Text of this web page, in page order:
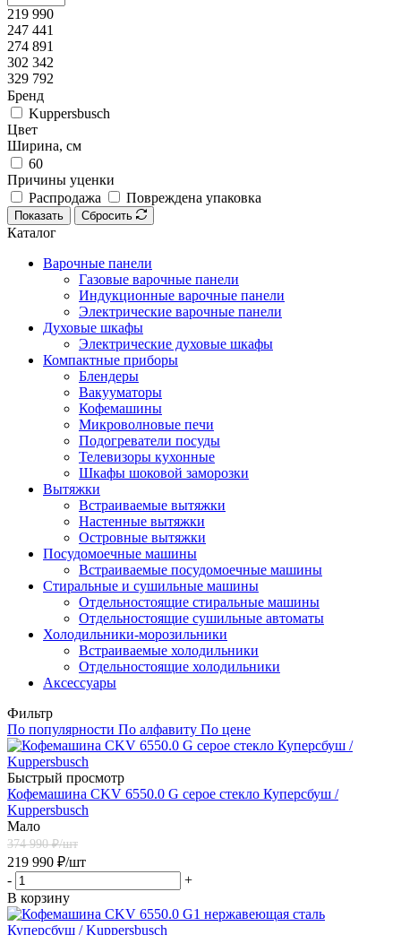
219 990
247 441
274 891
302 342
329 792
Бренд
Kuppersbusch
Цвет
Ширина, см
60
Причины уценки
Распродажа
Повреждена упаковка
Показать Сбросить
Каталог
Варочные панели
Газовые варочные панели
Индукционные варочные панели
Электрические варочные панели
Духовые шкафы
Электрические духовые шкафы
Компактные приборы
Блендеры
Вакууматоры
Кофемашины
Микроволновые печи
Подогреватели посуды
Телевизоры кухонные
Шкафы шоковой заморозки
Вытяжки
Встраиваемые вытяжки
Настенные вытяжки
Островные вытяжки
Посудомоечные машины
Встраиваемые посудомоечные машины
Стиральные и сушильные машины
Отдельностоящие стиральные машины
Отдельностоящие сушильные автоматы
Холодильники-морозильники
Встраиваемые холодильники
Отдельностоящие холодильники
Аксессуары
Фильтр
По популярности По алфавиту По цене
Быстрый просмотр
Кофемашина CKV 6550.0 G серое стекло Куперсбуш /
Kuppersbusch
Мало
374 990₽/шт
219 990 ₽/шт
-
+
В корзину